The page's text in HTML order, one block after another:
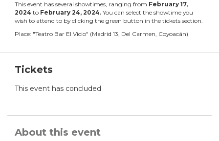
This event has several showtimes, ranging from February 17,
2024 to February 24, 2024. You can select the showtime you
wish to attend to by clicking the green button in the tickets section.
Place: "Teatro Bar El Vicio" (Madrid 13, Del Carmen, Coyoacán)
Tickets
This event has concluded
About this event